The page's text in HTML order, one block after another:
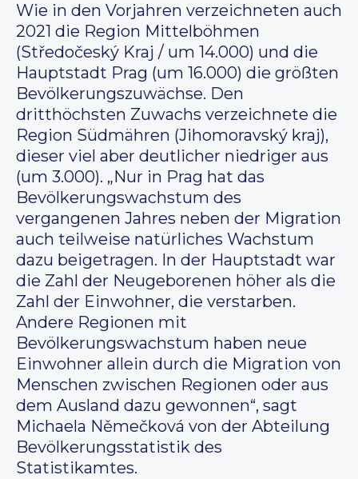
Wie in den Vorjahren verzeichneten auch
2021 die Region Mittelböhmen
(Středočeský Kraj / um 14.000) und die
Hauptstadt Prag (um 16.000) die größten
Bevölkerungszuwächse. Den
dritthöchsten Zuwachs verzeichnete die
Region Südmähren (Jihomoravský kraj),
dieser viel aber deutlicher niedriger aus
(um 3.000). „Nur in Prag hat das
Bevölkerungswachstum des
vergangenen Jahres neben der Migration
auch teilweise natürliches Wachstum
dazu beigetragen. In der Hauptstadt war
die Zahl der Neugeborenen höher als die
Zahl der Einwohner, die verstarben.
Andere Regionen mit
Bevölkerungswachstum haben neue
Einwohner allein durch die Migration von
Menschen zwischen Regionen oder aus
dem Ausland dazu gewonnen“, sagt
Michaela Němečková von der Abteilung
Bevölkerungsstatistik des
Statistikamtes.